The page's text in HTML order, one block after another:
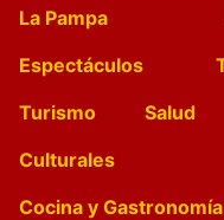
La Pampa
Espectáculos
Turismo
Salud
Culturales
Cocina y Gastronomía